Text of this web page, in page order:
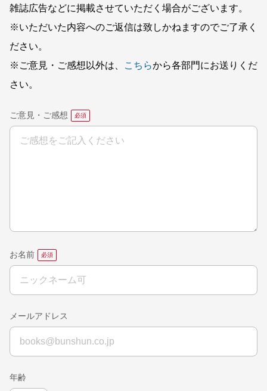
雑誌広告などに掲載させていただく場合がございます。
※いただいた内容へのご返信は致しかねますのでご了承く
ださい。
※ご意見・ご感想以外は、
こちらから各部門にお送りくだ
さい。
ご意見・ご感想
お名前
メールアドレス
年齢